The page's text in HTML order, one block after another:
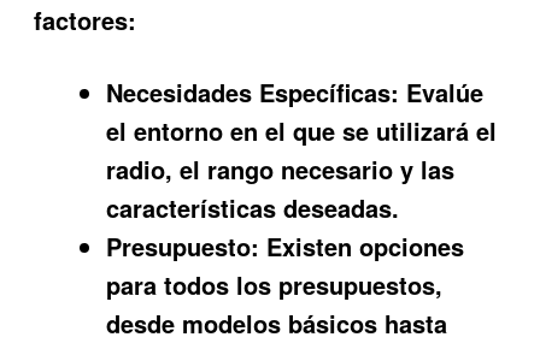
factores:
Necesidades Específicas: Evalúe
el entorno en el que se utilizará el
radio, el rango necesario y las
características deseadas.
Presupuesto: Existen opciones
para todos los presupuestos,
desde modelos básicos hasta